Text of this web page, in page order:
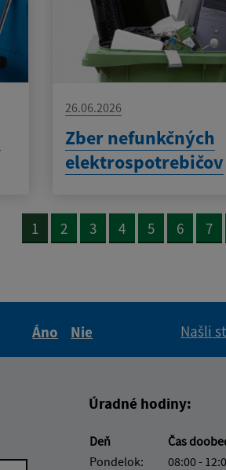
26.06.2026
Zber nefunkčných
elektrospotrebičov
1 2 3 4 5 6 7
Áno
Nie
Našli
Úradné hodiny:
Deň Čas
Pondelok:
08:00 -